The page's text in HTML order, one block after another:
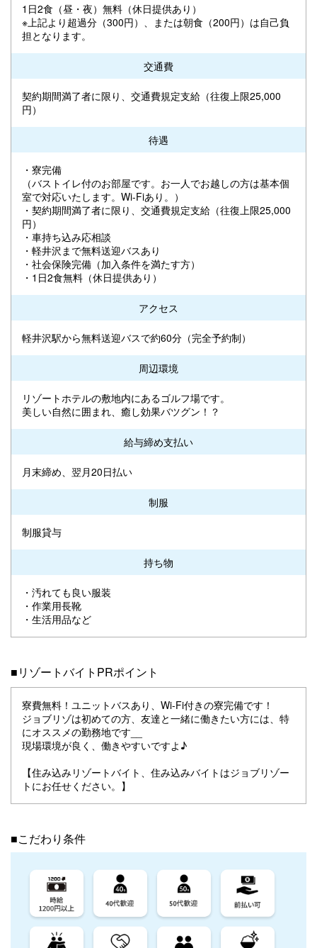
1日2食（昼・夜）無料（休日提供あり）
※上記より超過分（300円）、または朝食（200円）は自己負
担となります。
交通費
契約期間満了者に限り、交通費規定支給（往復上限25,000
円）
待遇
・寮完備
（バストイレ付のお部屋です。お一人でお越しの方は基本個
室で対応いたします。Wi-Fiあり。）
・契約期間満了者に限り、交通費規定支給（往復上限25,000
円）
・車持ち込み応相談
・軽井沢まで無料送迎バスあり
・社会保険完備（加入条件を満たす方）
・1日2食無料（休日提供あり）
アクセス
軽井沢駅から無料送迎バスで約60分（完全予約制）
周辺環境
リゾートホテルの敷地内にあるゴルフ場です。
美しい自然に囲まれ、癒し効果バツグン！？
給与締め支払い
月末締め、翌月20日払い
制服
制服貸与
持ち物
・汚れても良い服装
・作業用長靴
・生活用品など
■リゾートバイトPRポイント
寮費無料！ユニットバスあり、Wi-Fi付きの寮完備です！
ジョブリゾは初めての方、友達と一緒に働きたい方には、特
にオススメの勤務地です__
現場環境が良く、働きやすいですよ♪
【住み込みリゾートバイト、住み込みバイトはジョブリゾー
トにお任せください。】
■こだわり条件